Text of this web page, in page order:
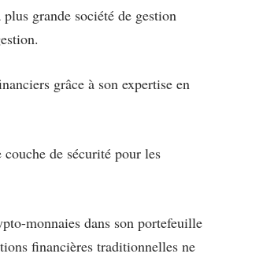
grande société de gestion
grâce à son expertise en
de sécurité pour les
monnaies dans son portefeuille
financières traditionnelles ne